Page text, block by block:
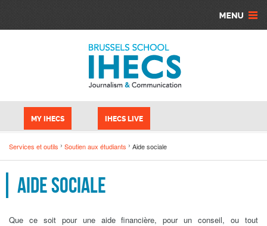
MY IHECS IHECS LIVE
Services et outils Soutien aux étudiants Aide sociale
Aide sociale
Que ce soit pour une aide financière, pour un conseil, ou tout